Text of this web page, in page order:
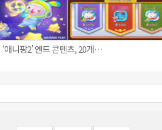
‘애니팡2’ 엔드 콘텐츠, 20개…